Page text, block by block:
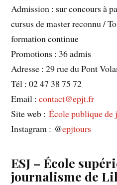
Admission : sur concours à
cursus de master reconnu /
formation continue
Promotions : 36 admis
Adresse : 29 rue du Pont
Tél : 02 47 38 75 72
Email :contact@epjt.fr
Site web :École publique de
Instagram : @epjtours
ESJ – École
journalisme de